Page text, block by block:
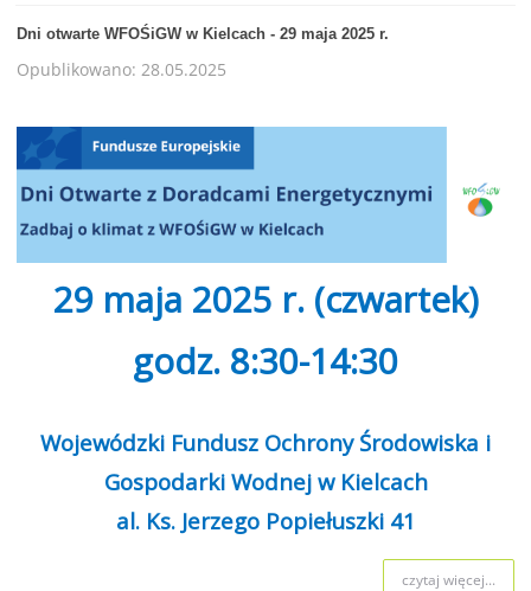
Dni otwarte WFOŚiGW w Kielcach - 29 maja 2025 r.
Opublikowano: 28.05.2025
29 maja 2025 r. (czwartek)
godz. 8:30-14:30
Wojewódzki Fundusz Ochrony Środowiska i
Gospodarki Wodnej w Kielcach
al. Ks. Jerzego Popiełuszki 41
czytaj więcej...